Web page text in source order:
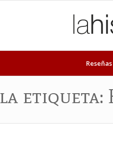
Reseñas
etiqueta: